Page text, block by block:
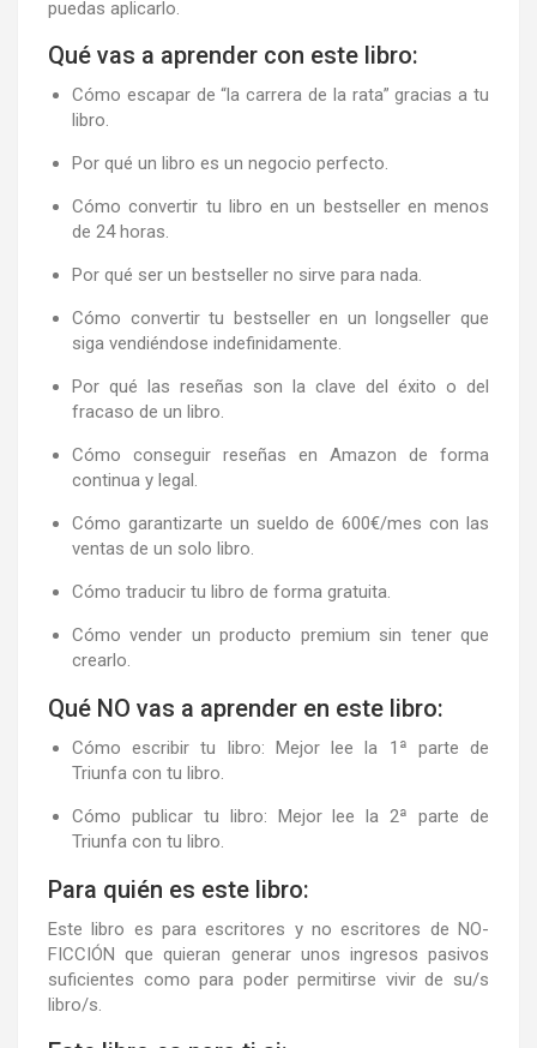
puedas aplicarlo.
Qué vas a aprender con este libro:
Cómo escapar de “la carrera de la rata” gracias a tu
libro.
Por qué un libro es un negocio perfecto.
Cómo convertir tu libro en un bestseller en menos
de 24 horas.
Por qué ser un bestseller no sirve para nada.
Cómo convertir tu bestseller en un longseller que
siga vendiéndose indefinidamente.
Por qué las reseñas son
la clave del éxito o del
fracaso de un libro.
Cómo conseguir reseñas en Amazon de forma
continua y legal.
Cómo garantizarte un sueldo de 600€/mes con las
ventas de un solo libro.
Cómo traducir tu libro de forma gratuita.
Cómovender un producto premium sin tener que
crearlo.
Qué NO vas a aprender en este libro:
Cómo escribir tu libro: Mejor lee la 1ª parte de
Triunfa con tu libro.
Cómo publicar tu libro: Mejor lee la 2ª parte de
Triunfa con tu libro.
Para quién es este libro:
Este libro es paraescritores y no escritores de NO-
FICCIÓN que quieran generar unos ingresos pasivos
suficientes como para poder permitirse vivir de su/s
libro/s.